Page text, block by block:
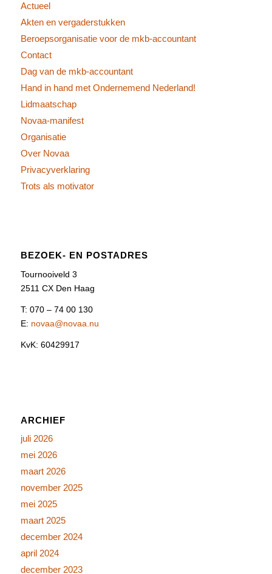
Actueel
Akten en vergaderstukken
Beroepsorganisatie voor de mkb-accountant
Contact
Dag van de mkb-accountant
Hand in hand met Ondernemend Nederland!
Lidmaatschap
Novaa-manifest
Organisatie
Over Novaa
Privacyverklaring
Trots als motivator
BEZOEK- EN POSTADRES
Tournooiveld 3
2511 CX Den Haag
T: 070 – 74 00 130
E: novaa@novaa.nu
KvK: 60429917
ARCHIEF
juli 2026
mei 2026
maart 2026
november 2025
mei 2025
maart 2025
december 2024
april 2024
december 2023